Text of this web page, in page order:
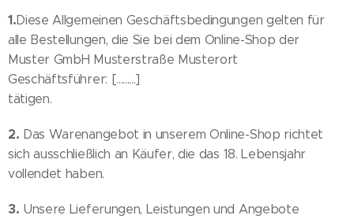
1.Diese Allgemeinen Geschäftsbedingungen gelten für
alle Bestellungen, die Sie bei dem Online-Shop der
Muster GmbH Musterstraße Musterort
Geschäftsführer: [.........]
tätigen.
2. Das Warenangebot in unserem Online-Shop richtet
sich ausschließlich an Käufer, die das 18. Lebensjahr
vollendet haben.
3. Unsere Lieferungen, Leistungen und Angebote